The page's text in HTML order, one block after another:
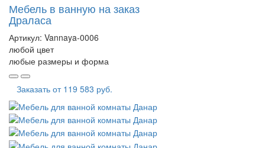
Мебель в ванную на заказ
Драласа
Артикул: Vannaya-0006
любой цвет
любые размеры и форма
Заказать от 119 583 руб.